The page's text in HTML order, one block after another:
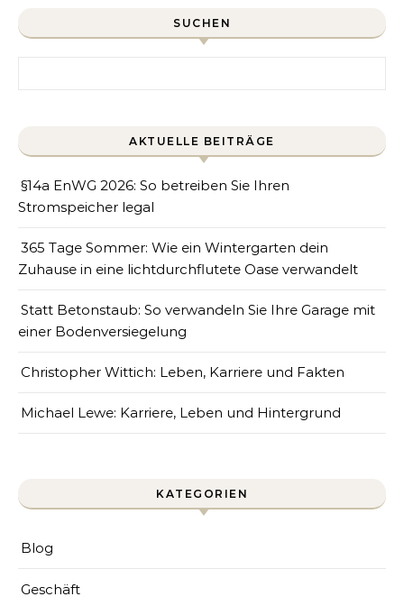
SUCHEN
AKTUELLE BEITRÄGE
§14a EnWG 2026: So betreiben Sie Ihren
Stromspeicher legal
365 Tage Sommer: Wie ein Wintergarten dein
Zuhause in eine lichtdurchflutete Oase verwandelt
Statt Betonstaub: So verwandeln Sie Ihre Garage mit
einer Bodenversiegelung
Christopher Wittich: Leben, Karriere und Fakten
Michael Lewe: Karriere, Leben und Hintergrund
KATEGORIEN
Blog
Geschäft